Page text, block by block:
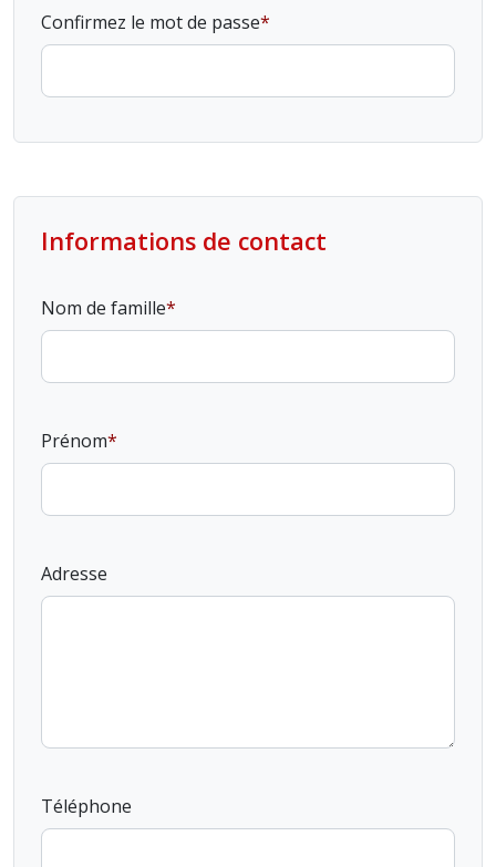
Confirmez le mot de passe
Informations de contact
Nom de famille
Prénom
Adresse
Téléphone